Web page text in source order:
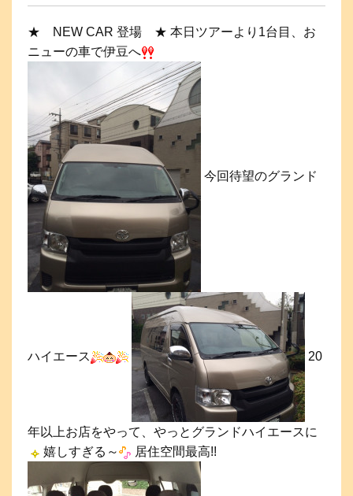
★ NEW CAR 登場 ★ 本日ツアーより1台目、お
ニューの車で伊豆へ
今回待望のグランド
ハイエース 20
年以上お店をやって、やっとグランドハイエースに
嬉しすぎる～
居住空間最高!!